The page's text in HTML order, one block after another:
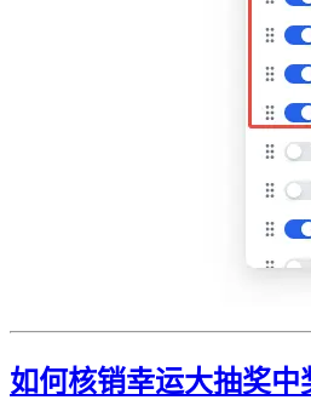
如何核销幸运大抽奖中